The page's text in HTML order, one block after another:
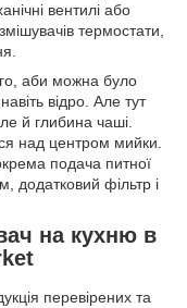
вентилі або
термостати,
аби можна було
відро. Але тут
й глибина чаші.
над центром мийки.
подача питної
додатковий фільтр і
на кухню в
перевірених та